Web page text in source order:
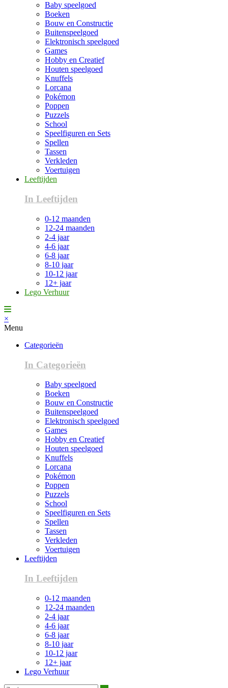
Baby speelgoed
Boeken
Bouw en Constructie
Buitenspeelgoed
Elektronisch speelgoed
Games
Hobby en Creatief
Houten speelgoed
Knuffels
Lorcana
Pokémon
Poppen
Puzzels
School
Speelfiguren en Sets
Spellen
Tassen
Verkleden
Voertuigen
Leeftijden
In Leeftijden
0-12 maanden
12-24 maanden
2-4 jaar
4-6 jaar
6-8 jaar
8-10 jaar
10-12 jaar
12+ jaar
Lego Verhuur
×
Menu
Categorieën
In Categorieën
Baby speelgoed
Boeken
Bouw en Constructie
Buitenspeelgoed
Elektronisch speelgoed
Games
Hobby en Creatief
Houten speelgoed
Knuffels
Lorcana
Pokémon
Poppen
Puzzels
School
Speelfiguren en Sets
Spellen
Tassen
Verkleden
Voertuigen
Leeftijden
In Leeftijden
0-12 maanden
12-24 maanden
2-4 jaar
4-6 jaar
6-8 jaar
8-10 jaar
10-12 jaar
12+ jaar
Lego Verhuur